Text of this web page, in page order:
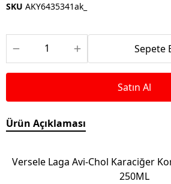
SKU AKY6435341ak_
Sepete
Satın Al
Ürün Açıklaması
Versele Laga Avi-Chol Karaciğer
250ML